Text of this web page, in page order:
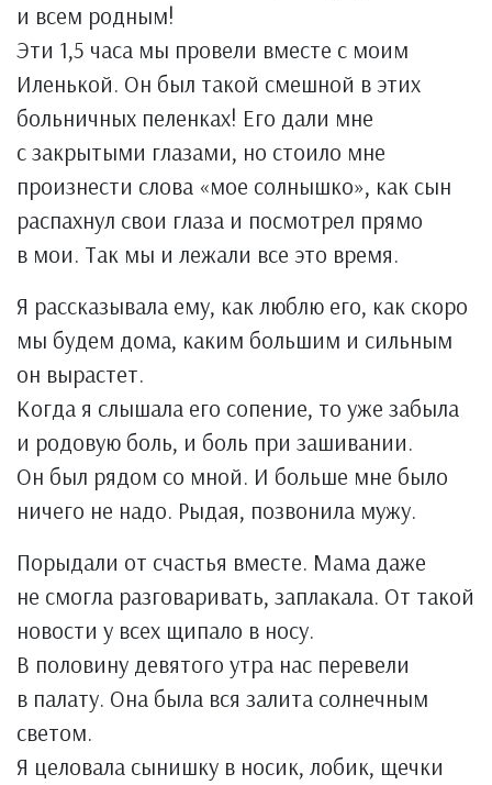
и всем родным!
Эти 1,5 часа мы провели вместе с моим
Иленькой. Он был такой смешной в этих
больничных пеленках! Его дали мне
с закрытыми глазами, но стоило мне
произнести слова «мое солнышко», как сын
распахнул свои глаза и посмотрел прямо
в мои. Так мы и лежали все это время.
Я рассказывала ему, как люблю его, как скоро
мы будем дома, каким большим и сильным
он вырастет.
Когда я слышала его сопение, то уже забыла
и родовую боль, и боль при зашивании.
Он был рядом со мной. И больше мне было
ничего не надо. Рыдая, позвонила мужу.
Порыдали от счастья вместе. Мама даже
не смогла разговаривать, заплакала. От такой
новости у всех щипало в носу.
В половину девятого утра нас перевели
в палату. Она была вся залита солнечным
светом.
Я целовала сынишку в носик, лобик, щечки